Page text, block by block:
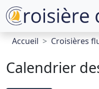
Accueil Croisières
Calendrier